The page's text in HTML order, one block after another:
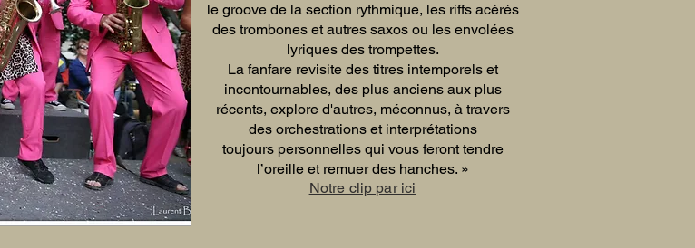
le groove de la section rythmique, les riffs acérés
des trombones et autres saxos ou les envolées
lyriques des trompettes.
La fanfare revisite des titres intemporels et
incontournables, des plus anciens aux plus
récents, explore d'autres, méconnus, à travers
des orchestrations et interprétations
toujours personnelles qui vous feront tendre
l’oreille et remuer des hanches. »
Notre clip par ici